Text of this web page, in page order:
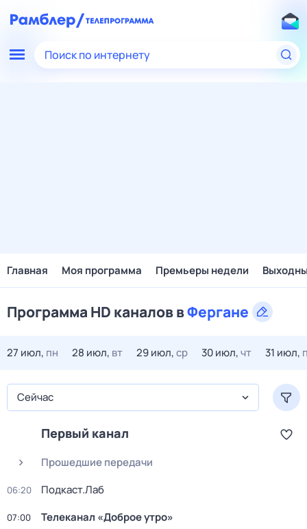
Поиск по интернету
Главная Моя программа Премьеры недели
Программа HD каналов вФергане
27 июл, пн 28 июл, вт 29 июл,ср 30 июл,чт 31 июл,
Сейчас
Первый канал
Прошедшие передачи
06:20 Подкаст.Лаб
07:00 Телеканал «Доброе утро»